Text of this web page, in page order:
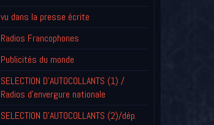
vu dans la presse écrite
Radios Francophones
Publicités du monde
SELECTION D'AUTOCOLLANTS (1) /
Radios d'envergure nationale
SELECTION D'AUTOCOLLANTS (2)/dép.